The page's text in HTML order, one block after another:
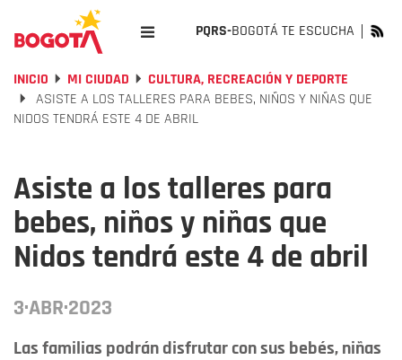
PQRS-BOGOTÁ TE ESCUCHA
INICIO MI CIUDAD
CULTURA, RECREACIÓN Y DEPORTE
ASISTE A LOS TALLERES PARA BEBES, NIÑOS Y NIÑAS QUE
NIDOS TENDRÁ ESTE 4 DE ABRIL
Asiste a los talleres para
bebes, niños y niñas que
Nidos tendrá este 4 de abril
3·ABR·2023
Las familias podrán disfrutar con sus bebés, niñas